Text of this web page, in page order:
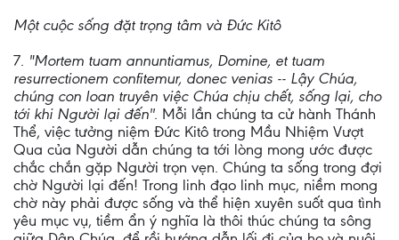
Một cuộc sống đặt trọng tâm và Đức Kitô
7. "Mortem tuam annuntiamus, Domine, et tuam
resurrectionem confitemur, donec venias -- Lậy Chúa,
chúng con loan truyên việc Chúa chịu chết, sống lại, cho
tới khi Người lại đến''. Mỗi lần chúng ta cử hành Thánh
Thể, việc tưởng niệm Đức Kitô trong Mầu Nhiệm Vượt
Qua của Người dẫn chúng ta tới lòng mong ước được
chắc chắn gặp Người trọn vẹn. Chúng ta sống trong đợi
chờ Người lại đến! Trong linh đạo linh mục, niềm mong
chờ này phải được sống và thể hiện xuyên suốt qua tình
yêu mục vụ, tiềm ẩn ý nghĩa là thôi thúc chúng ta sông